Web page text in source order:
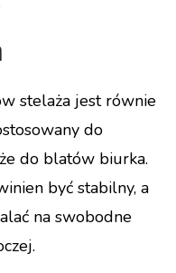
stelaża jest równie
do
do blatów biurka.
być stabilny, a
na swobodne